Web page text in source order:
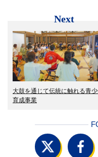
Next
大鼓を通じて伝統に触れる青
育成事業